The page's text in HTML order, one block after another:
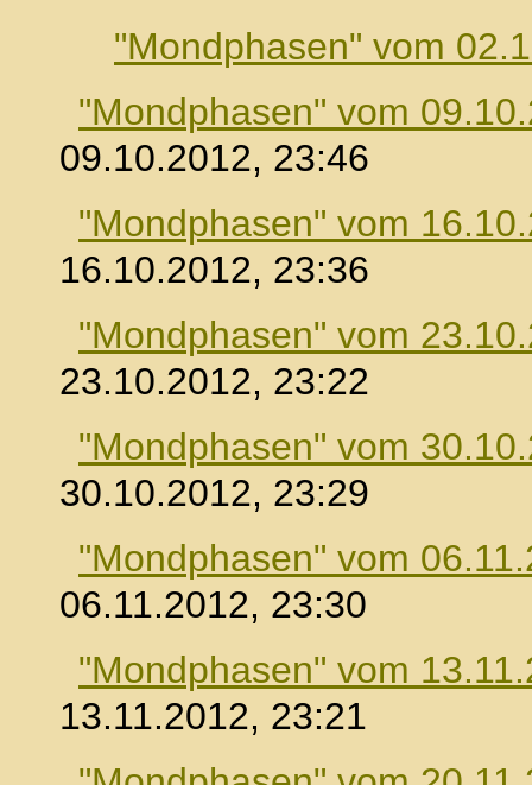
"Mondphasen" vom
"Mondphasen" vom
09.10.2012, 23:46
"Mondphasen" vom
16.10.2012, 23:36
"Mondphasen" vom
23.10.2012, 23:22
"Mondphasen" vom
30.10.2012, 23:29
"Mondphasen" vom
06.11.2012, 23:30
"Mondphasen" vom
13.11.2012, 23:21